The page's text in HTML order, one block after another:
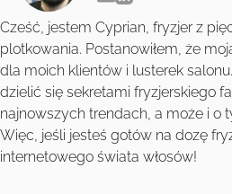
Cześć, jestem Cyprian, fryzjer z
plotkowania. Postanowiłem, że
dla moich klientów i lusterek
dzielić się sekretami fryzjerskiego
najnowszych trendach, a może i o
Więc, jeśli jesteś gotów na dozę
internetowego świata włosów!